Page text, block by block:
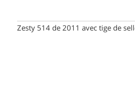
Zesty 514 de 2011 avec tige de